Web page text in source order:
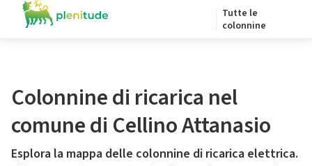
Tutte le
colonnine
Colonnine di ricarica nel
comune di Cellino Attanasio
Esplora la mappa delle colonnine di ricarica elettrica.